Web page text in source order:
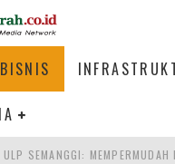
ULP SEMANGGI:
BAKMI PANGSIT AYAM, KULINER